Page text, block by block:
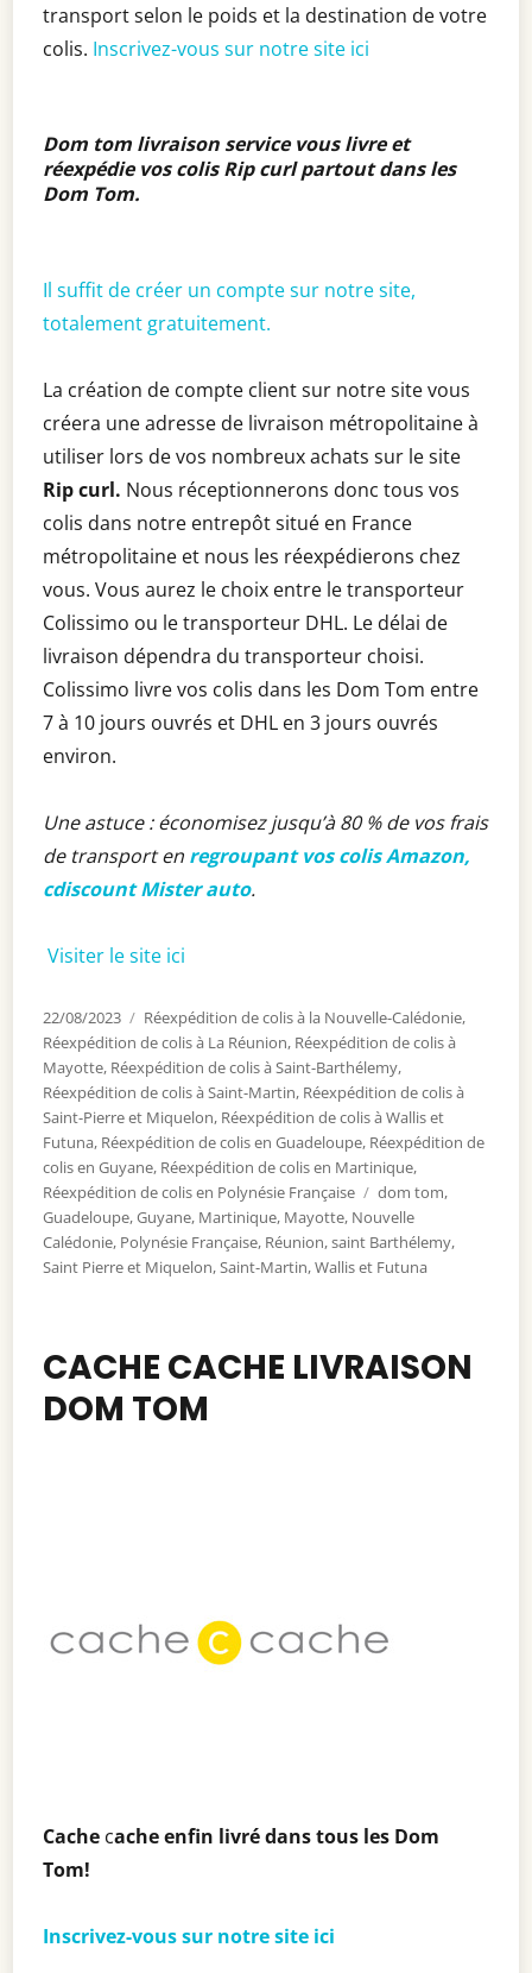
transport selon le poids et la destination de votre
colis. Inscrivez-vous sur notre site ici
Dom tom livraison service vous livre et
réexpédie vos colis Rip curl partout dans les
Dom Tom.
Il suffit de créer un compte sur notre site,
totalement gratuitement.
La création de compte client sur notre site vous
créera une adresse de livraison métropolitaine à
utiliser lors de vos nombreux achats sur le site
Rip curl. Nous réceptionnerons donc tous vos
colis dans notre entrepôt situé en France
métropolitaine et nous les réexpédierons chez
vous. Vous aurez le choix entre le transporteur
Colissimo ou le transporteur DHL. Le délai de
livraison dépendra du transporteur choisi.
Colissimo livre vos colis dans les Dom Tom entre
7 à 10 jours ouvrés et DHL en 3 jours ouvrés
environ.
Une astuce : économisez jusqu’à 80 % de vos frais
de transport en regroupant vos colis Amazon,
cdiscount Mister auto.
Visiter le site ici
Publié
le
22/08/2023 Catégories
Réexpédition de colis à la Nouvelle-Calédonie,
Réexpédition de colis à La Réunion, Réexpédition de colis à
Mayotte, Réexpédition de colis à Saint-Barthélemy,
Réexpédition de colis à Saint-Martin, Réexpédition de colis à
Saint-Pierre et Miquelon, Réexpédition de colis à Wallis et
Futuna, Réexpédition de colis en Guadeloupe, Réexpédition de
colis en Guyane, Réexpédition de colis en Martinique,
Réexpédition de colis en Polynésie Française
Étiquettes
dom tom,
Guadeloupe,Guyane, Martinique, Mayotte, Nouvelle
Calédonie, Polynésie Française, Réunion,saint Barthélemy,
Saint Pierre et Miquelon,Saint-Martin,Wallis et Futuna
CACHE CACHE LIVRAISON
DOM TOM
Cache cache enfin livré dans tous les Dom
Tom!
Inscrivez-vous sur notre site ici